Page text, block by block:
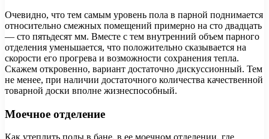
Очевидно, что тем самым уровень пола в парной поднимается
относительно смежных помещений примерно на сто двадцать
— сто пятьдесят мм. Вместе с тем внутренний объем парного
отделения уменьшается, что положительно сказывается на
скорости его прогрева и возможности сохранения тепла.
Скажем откровенно, вариант достаточно дискуссионный. Тем
не менее, при наличии достаточного количества качественной
товарной доски вполне жизнеспособный.
Моечное отделение